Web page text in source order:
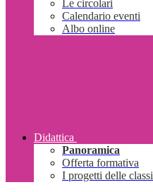
Le circolari
Calendario eventi
Albo online
Didattica
Panoramica
Offerta formativa
I progetti delle classi